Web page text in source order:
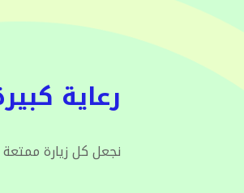
رعاية
نجعل كل زيارة ممتعة